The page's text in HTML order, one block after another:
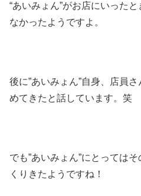
“あいみょん”がお店にいった
なかったようですよ。
後に”あいみょん”自身、店員
めてきたと話しています。笑
でも”あいみょん”にとっては
くりきたようですね！